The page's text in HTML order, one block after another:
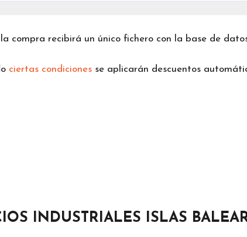
compra recibirá un único fichero con la base de
ciertas condiciones se aplicarán descuentos
INDUSTRIALES ISLAS